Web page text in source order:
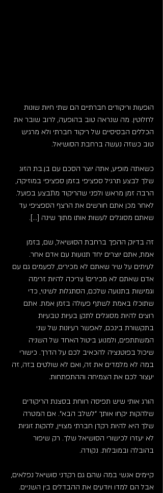
הופעות וריקודים חברתיים הם שתי חיות שונות
לחלוטין. מה שנראה טוב בהופעה, לרוב שובר את
הכללים הבסיסיים של ריקוד חברתי ולא מרגיש
טוב כשזה נעשה ברחבת הסושיאל.
כשאתה מופיע, אתה יוצר הסכם עם בן.בת הזוג
שלך לבצע תרגיל ספציפי בזמן ספציפי במוזיקה,
הרבה זמן מראש ולפני שהריקוד מתבצע בפועל.
לאחר מכן אתם חורשים את הרצף הספציפי עד
שאתם מסוגלים לעשות אותו מתוך שינה […].
זה בדיוק ההפך ברחבת הסושיאל, שם, בזמן
אמת, אתם יוצרים יחד תנועות עם אדם אחר.
לעיתים על שיר שאתם לא מכירים, לפעמים גם עם
אדם שאתם לא מכירים! צריכה להיות זרימה
וגמישות בתנועה שלכם, הסתגלות לשינוי, כדי
שתוכלו באמת לשתף פעולה בזמן אמת. אתם
רוצים להיות מסוגלים לתקן בעיות טבעיות
בתקשורת בינכם, לאפשר רעיונות של שני
המשתתפים, ולמנוע ביטול האחד של השניה
שיכול בפוטנציה להכאיב לכם על הדרך. כישורי
במה לא מלמדים את זה, ואם לא שולטים בזה, זה
יעצור לכם את הצמיחה וההתפתחות.
הורג אותי שיש תפיסה רווחת בסצנת הריקודים
שלהקות יקחו אותך ״לשלב הבא״. אם המטרה
שלך היא להיות רקדן חברתי מצויין, להקות זוגיות
לא יעזרו לכישורי הסושיאל שלך. רק שיפור
בהובלה ובמובלות. נקודה.
קיימים אנשי במה שהם גם רקדני סושיאל נפלאים,
אבל הם למדו ויודעים את ההבדלים בין השניים.